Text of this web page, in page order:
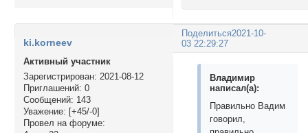
Поделиться2021-10-
03 22:29:27
ki.korneev
Активный участник
Зарегистрирован: 2021-08-12
Приглашений: 0
Сообщений: 143
Уважение: [+45/-0]
Провел на форуме:
Владимир
написал(а):
Правильно Вадим
говорил,